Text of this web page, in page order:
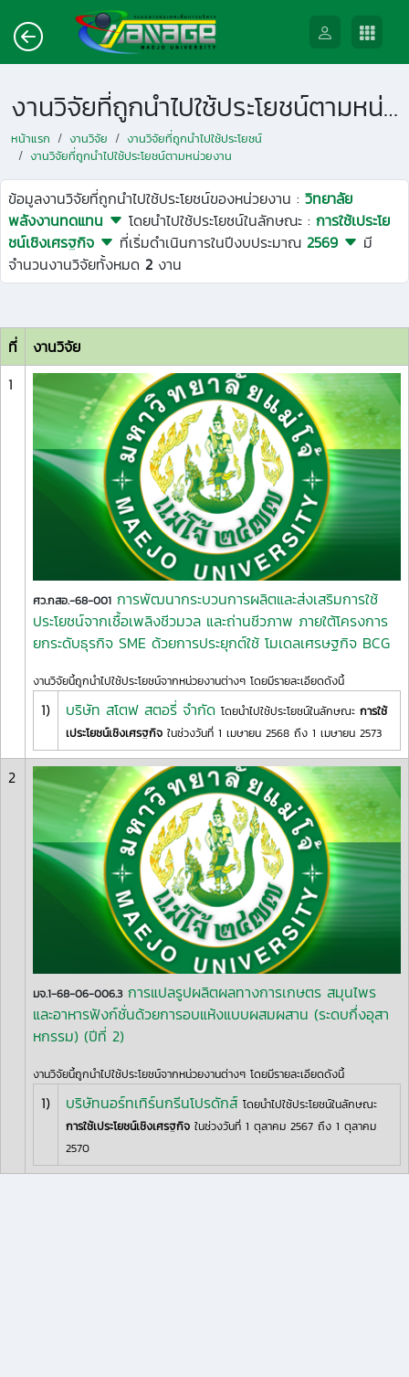
งานวิจัยที่ถูกนำไปใช้ประโยชน์ตามหน่วยงาน
หน้าแรก งานวิจัย
งานวิจัยที่ถูกนำไปใช้ประโยชน์
งานวิจัยที่ถูกนำไปใช้ประโยชน์ตามหน่วยงาน
ข้อมูลงานวิจัยที่ถูกนำไปใช้ประโยชน์ของหน่วยงาน : วิทยาลัย
พลังงานทดแทน
โดยนำไปใช้ประโยชน์ในลักษณะ : การใช้เประโย
ชน์เชิงเศรฐกิจ
ที่เริ่มดำเนินการในปีงบประมาณ 2569
มี
จำนวนงานวิจัยทั้งหมด 2 งาน
ที่
งานวิจัย
1
ศว.กสอ.-68-001 การพัฒนากระบวนการผลิตและส่งเสริมการใช้
ประโยชน์จากเชื้อเพลิงชีวมวล และถ่านชีวภาพ ภายใต้โครงการ
ยกระดับธุรกิจ SME ด้วยการประยุกต์ใช้ โมเดลเศรษฐกิจ BCG
งานวิจัยนี้ถูกนำไปใช้ประโยชน์จากหน่วยงานต่างๆ โดยมีรายละเอียดดังนี้
1) บริษัท สโตฟ สตอรี่ จำกัด โดยนำไปใช้ประโยชน์ในลักษณะ การใช้
เประโยชน์เชิงเศรฐกิจ ในช่วงวันที่ 1 เมษายน 2568 ถึง 1 เมษายน 2573
2
มจ.1-68-06-006.3 การแปลรูปผลิตผลทางการเกษตร สมุนไพร
และอาหารฟังก์ชั่นด้วยการอบแห้งแบบผสมผสาน (ระดบกึ่งอุสา
หกรรม) (ปีที่ 2)
งานวิจัยนี้ถูกนำไปใช้ประโยชน์จากหน่วยงานต่างๆ โดยมีรายละเอียดดังนี้
1) บริษัทนอร์ทเทิร์นกรีนโปรดักส์ โดยนำไปใช้ประโยชน์ในลักษณะ
การใช้เประโยชน์เชิงเศรฐกิจ ในช่วงวันที่ 1 ตุลาคม 2567 ถึง 1 ตุลาคม
2570